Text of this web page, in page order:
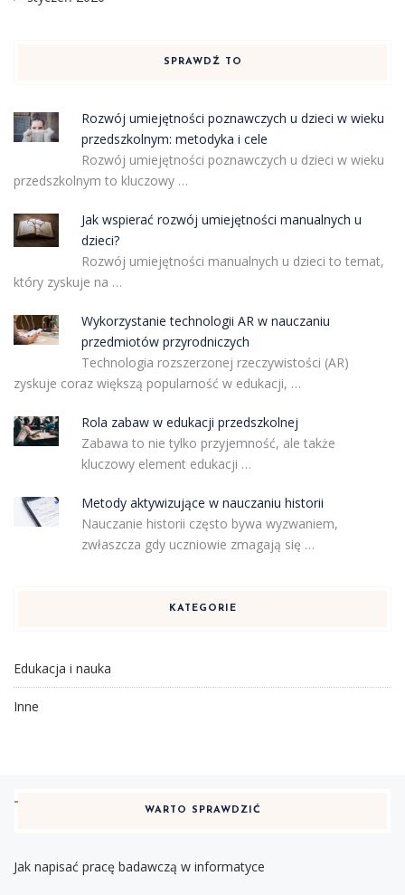
SPRAWDŹ TO
Rozwój umiejętności poznawczych u dzieci w wieku
przedszkolnym: metodyka i cele
Rozwój umiejętności poznawczych u dzieci w wieku
przedszkolnym to kluczowy …
Jak wspierać rozwój umiejętności manualnych u
dzieci?
Rozwój umiejętności manualnych u dzieci to temat,
który zyskuje na …
Wykorzystanie technologii AR w nauczaniu
przedmiotów przyrodniczych
Technologia rozszerzonej rzeczywistości (AR)
zyskuje coraz większą popularność w edukacji, …
Rola zabaw w edukacji przedszkolnej
Zabawa to nie tylko przyjemność, ale także
kluczowy element edukacji …
Metody aktywizujące w nauczaniu historii
Nauczanie historii często bywa wyzwaniem,
zwłaszcza gdy uczniowie zmagają się …
KATEGORIE
Edukacja i nauka
Inne
WARTO SPRAWDZIĆ
Jak napisać pracę badawczą w informatyce